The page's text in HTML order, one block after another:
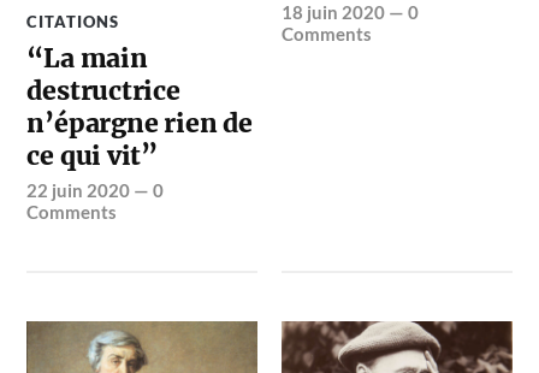
CITATIONS
“La main
destructrice
n’épargne rien de
ce qui vit”
22 juin 2020 —0
Comments
18 juin 2020 —0
Comments